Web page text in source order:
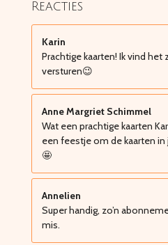
Reacties
Karin
Prachtige kaarten! Ik vind
versturen😉
Anne Margriet Schimmel
Wat een prachtige kaarten
een feestje om de kaarten
🤩
Annelien
Super handig, zo’n
mis.